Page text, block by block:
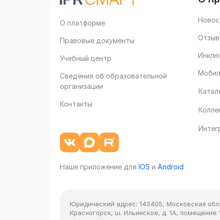
О платформе
Правовые документы
Учебный центр
Сведения об образовательной
организации
Контакты
Наше приложение для IOS и Android
Юридический адрес: 143405, Московская
Красногорск, ш. Ильинское, д. 1А, помещение